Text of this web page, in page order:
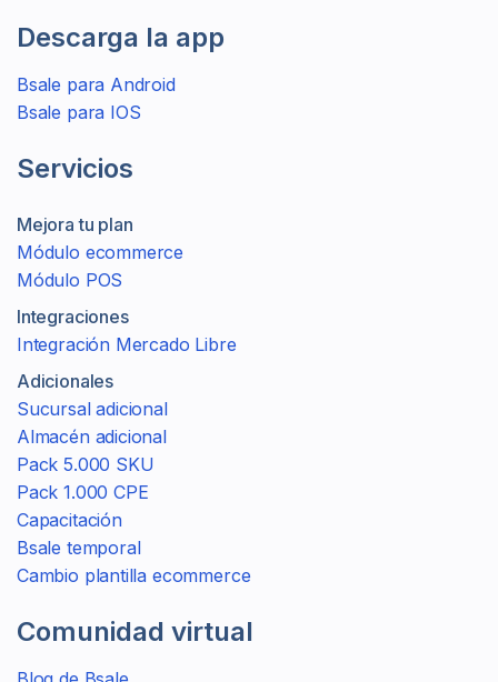
Descarga la app
Bsale para Android
Bsale para IOS
Servicios
Mejora tu plan
Módulo ecommerce
Módulo POS
Integraciones
Integración Mercado Libre
Adicionales
Sucursal adicional
Almacén adicional
Pack 5.000 SKU
Pack 1.000 CPE
Capacitación
Bsale temporal
Cambio plantilla ecommerce
Comunidad virtual